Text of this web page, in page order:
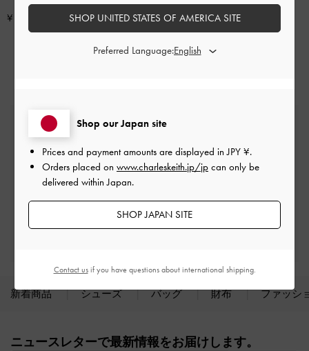
¥ 9,900
フォームサンダル-ピンク
¥ 10,900
送料無料
一定金額以上のご購入が必要です*
サイズ交換
初回購入10%OFF
新着商品 シューズ バッグ 財布 ファッシ
ニュースレターで最新情報をお届けします。​
Shop our Japan site
Prices and payment amounts are displayed inJPY ¥.
Orders placed on www.charleskeith.jp/jp can only be
delivered within Japan.
SHOP JAPAN SITE
SHOP UNITED STATES OF AMERICA SITE
Preferred Language:
Contact usif you have questions about international shipping.